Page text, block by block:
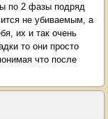
по 2 фазы подряд
не убиваемым, а
их и так очень
то они просто
что после